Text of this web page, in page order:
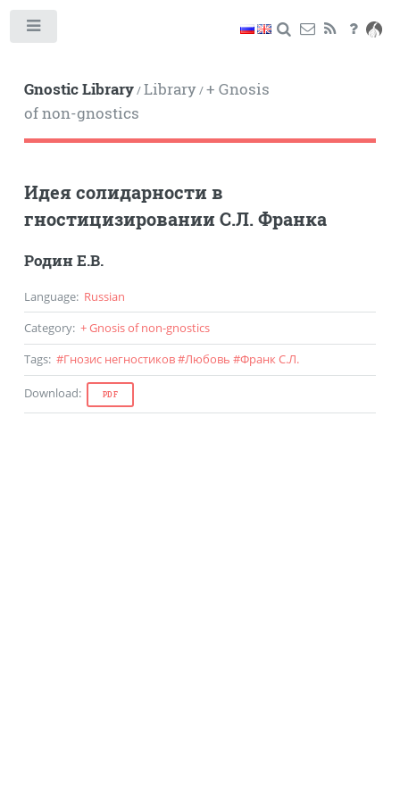
Gnostic Library/Library/+ Gnosis
of non-gnostics
Идея солидарности в
гностицизировании С.Л. Франка
Родин Е.В.
Language: Russian
Category: + Gnosis of non-gnostics
Tags: #Гнозис негностиков#Любовь #Франк С.Л.
Download: PDF